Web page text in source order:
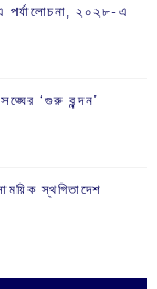
পর্যালোচনা, ২০২৮-এ
‘গুরু বন্দন’
স্থগিতাদেশ